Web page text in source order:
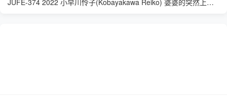
JUFE-374 2022 小早川怜子(Kobayakawa Reiko) 婆婆的突然上门有点打乱了计划